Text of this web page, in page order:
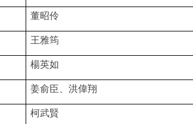
董昭伶
王雅筠
楊英如
姜俞臣 、洪偉翔
柯武賢